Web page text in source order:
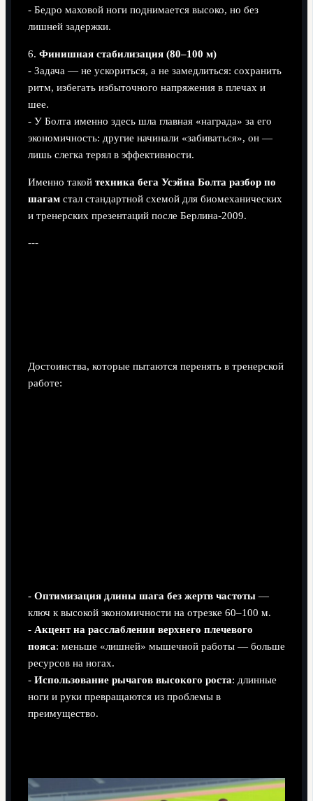
- Бедро маховой ноги поднимается высоко, но без
лишней задержки.
6. Финишная стабилизация (80–100 м)
- Задача — не ускориться, а не замедлиться: сохранить
ритм, избегать избыточного напряжения в плечах и
шее.
- У Болта именно здесь шла главная «награда» за его
экономичность: другие начинали «забиваться», он —
лишь слегка терял в эффективности.
Именно такой техника бега Усэйна Болта разбор по
шагамстал стандартной схемой для биомеханических
и тренерских презентаций после Берлина‑2009.
---
Достоинства, которые пытаются перенять в тренерской
работе:
- Оптимизация длины шага без жертв частоты—
ключ к высокой экономичности на отрезке 60–100 м.
- Акцент на расслаблении верхнего плечевого
пояса: меньше «лишней» мышечной работы — больше
ресурсов на ногах.
- Использование рычагов высокого роста: длинные
ноги и руки превращаются из проблемы в
преимущество.